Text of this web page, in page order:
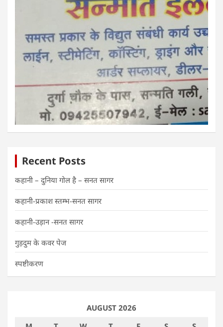
Recent Posts
कहानी – दुनिया गोल है – सनत सागर
कहानी-प्रकाश स्तम्भ-सनत सागर
कहानी-उड़ान -सनत सागर
गुड़दुम के कवर पेज
स्पष्टीकरण
AUGUST 2026